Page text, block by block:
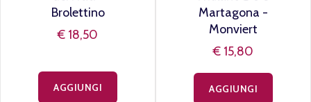
Lugana DOC Cà
Verduzzo
Friulano DOC
Martagona -
Monviert